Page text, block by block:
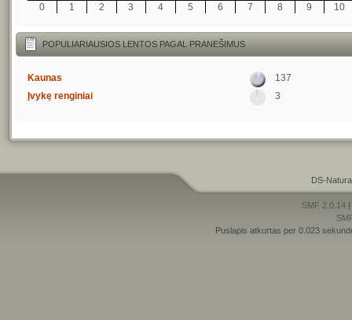
0 1 2 3 4 5 6 7 8 9 10
POPULIARIAUSIOS LENTOS PAGAL PRANEŠIMUS
Kaunas
137
Įvykę renginiai
3
DS-
SMF 2.0.14|
Puslapis atkurtas per 0.023